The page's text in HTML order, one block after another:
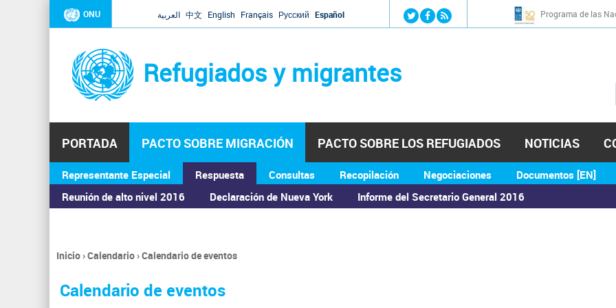
Jump to navigation
ONU العربية 中文 English Français Русский Español Programa de las
Refugiados y migrantes
PORTADA PACTO SOBRE MIGRACIÓN
Representante Especial
Respuesta
Reunión de alto nivel 2016
Declaración de Nueva York Informe del Secretario General 2016
Consultas Recopilación Negociaciones Documentos [EN]
PACTO SOBRE LOS REFUGIADOS NOTICIAS
ASAMBLEA GENERAL
Se
encuentra
usted
Inicio›Calendario›Calendario de eventos
Calendario de eventos